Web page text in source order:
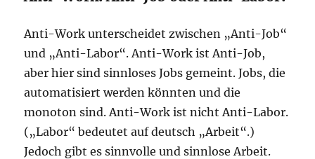
Anti-Work unterscheidet zwischen „Anti-Job“
und „Anti-Labor“. Anti-Work ist Anti-Job,
aber hier sind sinnloses Jobs gemeint. Jobs, die
automatisiert werden könnten und die
monoton sind. Anti-Work ist nicht Anti-Labor.
(„Labor“ bedeutet auf deutsch „Arbeit“.)
Jedoch gibt es sinnvolle und sinnlose Arbeit.